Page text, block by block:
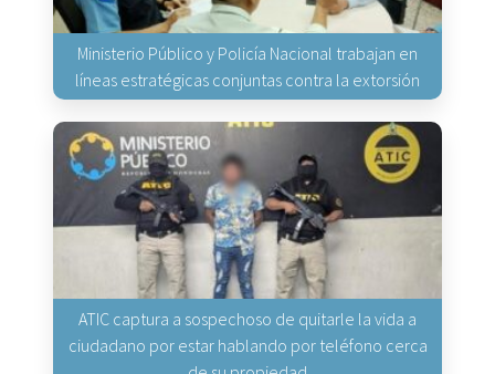
Ministerio Público y Policía Nacional trabajan en
líneas estratégicas conjuntas contra la extorsión
ATIC captura a sospechoso de quitarle la vida a
ciudadano por estar hablando por teléfono cerca